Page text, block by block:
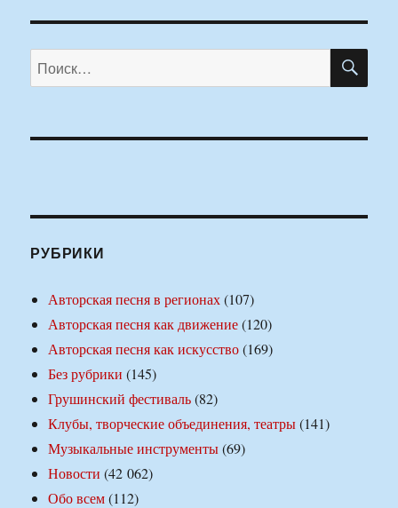
Искать:
РУБРИКИ
Авторская песня в регионах(107)
Авторская песня как движение(120)
Авторская песня как искусство(169)
Без рубрики (145)
Грушинский фестиваль(82)
Клубы, творческие объединения, театры(141)
Музыкальные инструменты(69)
Новости (42 062)
Обо всем(112)